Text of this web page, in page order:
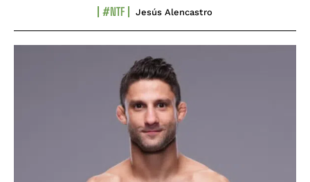
#NTF Jesús Alencastro